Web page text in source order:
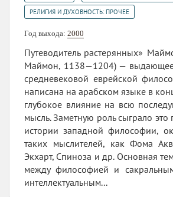
РЕЛИГИЯ И ДУХОВНОСТЬ: ПРОЧЕЕ
Год выхода: 2000
Путеводитель растерянных»
Маймон, 1138—1204) —
средневековой еврейской
написана на арабском языке в
глубокое влияние на всю
мысль. Заметную роль сыграло
истории западной философии,
таких мыслителей, как Фома
Экхарт, Спиноза и др. Основная
между философией и
интеллектуальным...